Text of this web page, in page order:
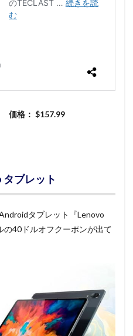
価格： $157.99
ブレット
タブレット『Lenovo
の40ドルオフクーポンが出て